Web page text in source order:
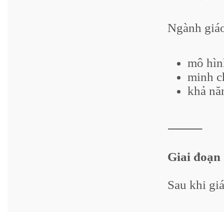
Ngành
mô
minh
khả
⸻
Giai
Sau khi